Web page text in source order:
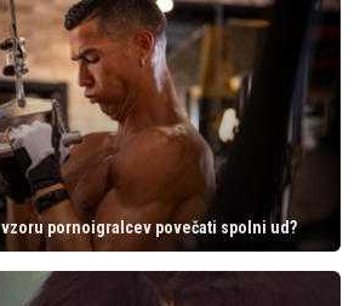
pornoigralcev povečati spolni ud?